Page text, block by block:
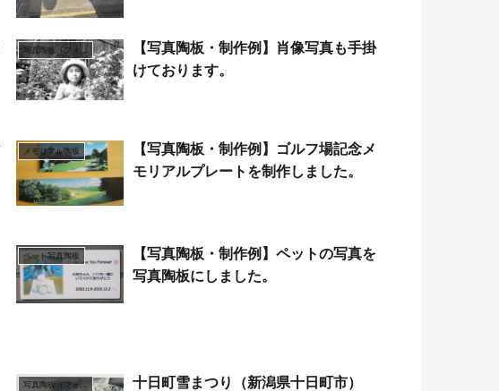
写真陶板（フォトセラミックス）
【写真陶板・制作例】肖像写真も手掛
けております。
メモリアル陶板
【写真陶板・制作例】ゴルフ場記念メ
モリアルプレートを制作しました。
ペット写真陶板
【写真陶板・制作例】ペットの写真を
写真陶板にしました。
写真陶板（フォトセラミックス） 十日町雪まつり（新潟県十日町市）